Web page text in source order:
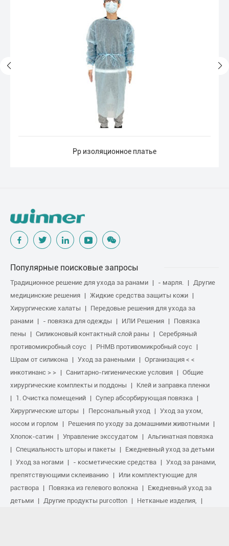
Рр изоляционное платье
Популярные поисковые запросы
Традиционное решение для ухода за ранами - марля.
Другие
медицинские решения
Жидкие средства защиты кожи
Хирургические халаты
Передовые решения для ухода за
ранами
- повязка для одежды ИЛИ Решения
Повязка
пены
Силиконовый контактный слой раны
Серебряный
противомикробный соус
PHMB противомикробный соус
Шрам от силикона
Уход за ранеными
Организация < <
инкотинанс > >
Санитарно-гигиенические условия
Общие
хирургические комплекты и поддоны
Клей и заправка пленки
1. Очистка помещений
Супер абсорбирующая повязка
Хирургические шторы
Персональный уход
Уход за ухом,
носом и горлом
Решения по уходу за домашними животными
Хлопок-сатин
Управление экссудатом
Альгинатная повязка
Специальность шторы и пакеты
Ежедневный уход за детьми
Уход за ногами
- косметические средства
Уход за ранами,
препятствующими склеиванию
Или комплектующие для
раствора
Повязка из гелевого волокна
Ежедневный уход за
детьми
Другие продукты purcotton
Нетканые изделия,